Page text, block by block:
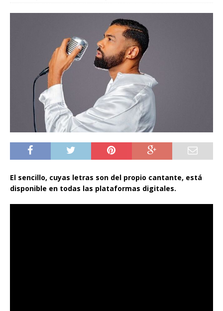
El sencillo, cuyas letras son del propio cantante, está
disponible en todas las plataformas digitales.